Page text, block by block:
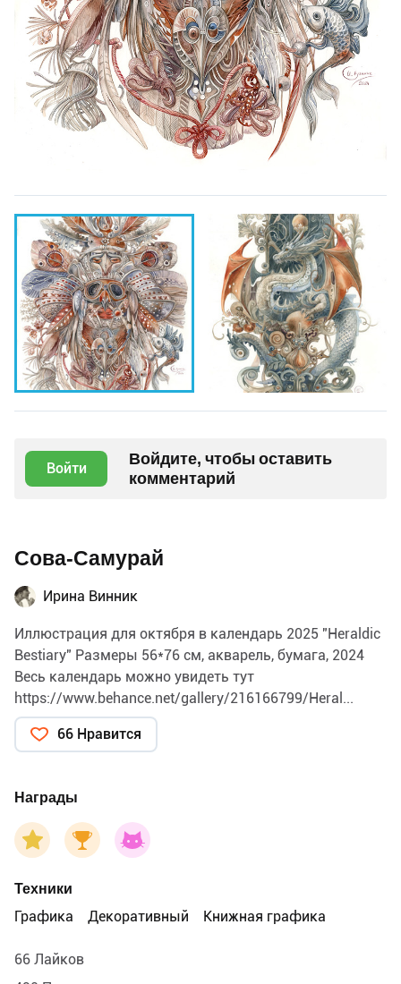
Войти
Войдите, чтобы оставить
комментарий
Сова-Самурай
Ирина Винник
Иллюстрация для октября в календарь 2025 "Heraldic
Bestiary" Размеры 56*76 см, акварель, бумага, 2024
Весь календарь можно увидеть тут
https://www.behance.net/gallery/216166799/Heral...
66 Нравится
Награды
Техники
Графика
Декоративный Книжная графика
66 Лайков